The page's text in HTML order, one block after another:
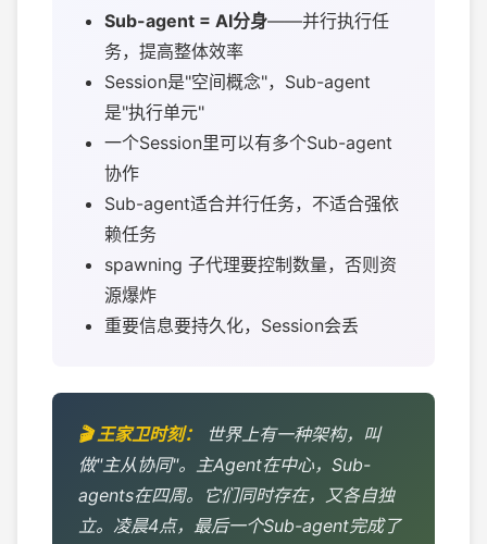
Sub-agent = AI分身——并行执行任
务，提高整体效率
Session是"空间概念"，Sub-agent
是"执行单元"
一个Session里可以有多个Sub-agent
协作
Sub-agent适合并行任务，不适合强依
赖任务
spawning 子代理要控制数量，否则资
源爆炸
重要信息要持久化，Session会丢
世界上有一种架构，叫
做"主从协同"。主Agent在中心，Sub-
agents在四周。它们同时存在，又各自独
立。凌晨4点，最后一个Sub-agent完成了